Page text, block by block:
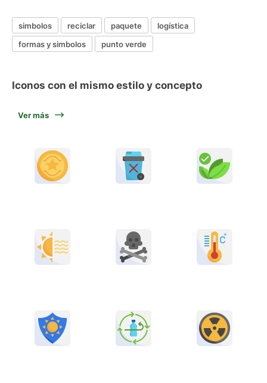
simbolos reciclar paquete
logística
formas y simbolos
punto verde
Iconos con el mismo estilo y concepto
Ver más